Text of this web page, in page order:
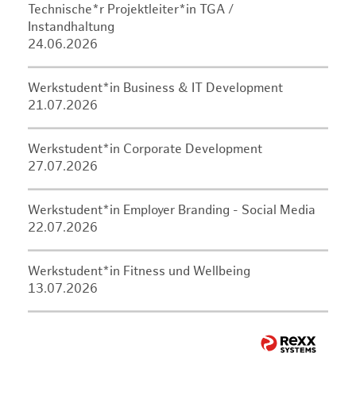
Technische*r Projektleiter*in TGA /
Instandhaltung
24.06.2026
Werkstudent*in Business & IT Development
21.07.2026
Werkstudent*in Corporate Development
27.07.2026
Werkstudent*in Employer Branding - Social Media
22.07.2026
Werkstudent*in Fitness und Wellbeing
13.07.2026